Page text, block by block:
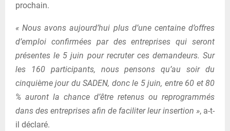
prochain.
« Nous avons aujourd’hui plus d’une centaine d’offres
d’emploi confirmées par des entreprises qui seront
présentes le 5 juin pour recruter ces demandeurs. Sur
les 160 participants, nous pensons qu’au soir du
cinquième jour du SADEN, donc le 5 juin, entre 60 et 80
% auront la chance d’être retenus ou reprogrammés
dans des entreprises afin de faciliter leur insertion », a-t-
il déclaré.